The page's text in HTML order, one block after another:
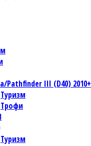
Pathfinder III (D40) 2010+
Туризм
Трофи
Туризм